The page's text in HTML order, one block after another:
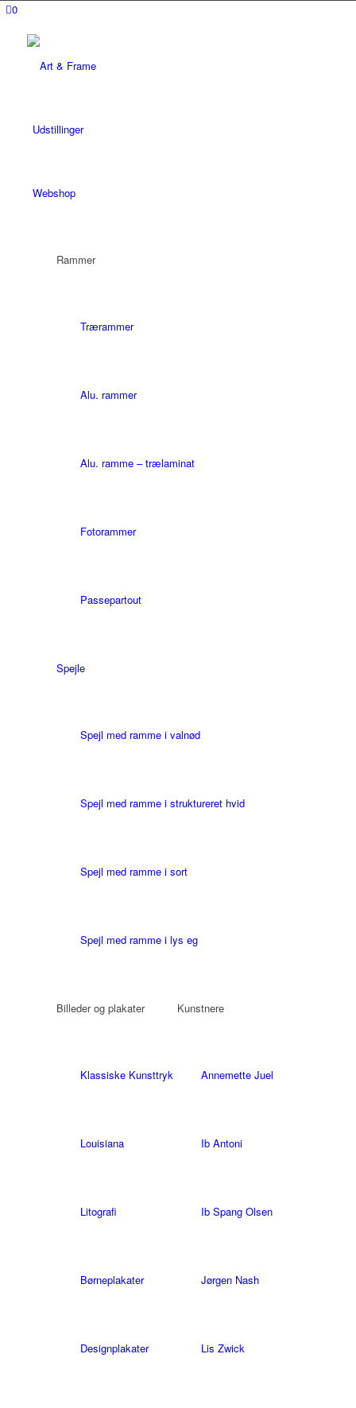
0
Udstillinger
Webshop
Rammer
Trærammer
Alu. rammer
Alu. ramme – trælaminat
Fotorammer
Passepartout
Spejle
Spejl med ramme i valnød
Spejl med ramme i struktureret hvid
Spejl med ramme i sort
Spejl med ramme i lys eg
Billeder og plakater
Klassiske Kunsttryk
Louisiana
Litografi
Børneplakater
Designplakater
Kunstnere
Annemette Juel
Ib Antoni
Ib Spang Olsen
Jørgen Nash
Lis Zwick